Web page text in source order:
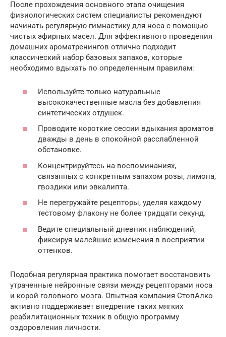
После прохождения основного этапа очищения
физиологических систем специалисты рекомендуют
начинать регулярную гимнастику для носа с помощью
чистых эфирных масел. Для эффективного проведения
домашних ароматренингов отлично подходит
классический набор базовых запахов, которые
необходимо вдыхать по определенным правилам:
Используйте только натуральные
высококачественные масла без добавления
синтетических отдушек.
Проводите короткие сессии вдыхания ароматов
дважды в день в спокойной расслабленной
обстановке.
Концентрируйтесь на воспоминаниях,
связанных с конкретным запахом розы, лимона,
гвоздики или эвкалипта.
Не перегружайте рецепторы, уделяя каждому
тестовому флакону не более тридцати секунд.
Ведите специальный дневник наблюдений,
фиксируя малейшие изменения в восприятии
оттенков.
Подобная регулярная практика помогает восстановить
утраченные нейронные связи между рецепторами носа
и корой головного мозга. Опытная компания СтопАлко
активно поддерживает внедрение таких мягких
реабилитационных техник в общую программу
оздоровления личности.